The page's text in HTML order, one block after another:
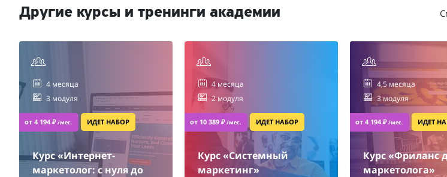
Другие курсы и тренинги академии
от 4 194 ₽/мес. ИДЕТ НАБОР
Курс «Интернет-
маркетолог: с нуля до
4 месяца
3 модуля
от 10 389 ₽/мес. ИДЕТ НАБОР
Курс «Системный
маркетинг»
4 месяца
2 модуля
от 4 194 ₽/мес. ИДЕТ
Курс «Фриланс
маркетолога»
4,5 месяца
3 модуля